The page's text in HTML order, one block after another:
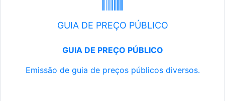
GUIA DE PREÇO PÚBLICO
GUIA DE PREÇO PÚBLICO
Emissão de guia de preços públicos diversos.